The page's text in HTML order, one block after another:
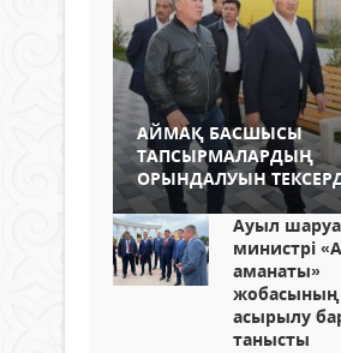
АЙМАҚ БАСШЫСЫ
ТАПСЫРМАЛАРДЫҢ
ОРЫНДАЛУЫН
Ауыл
министрі
аманаты»
жобасының
асырылу
танысты